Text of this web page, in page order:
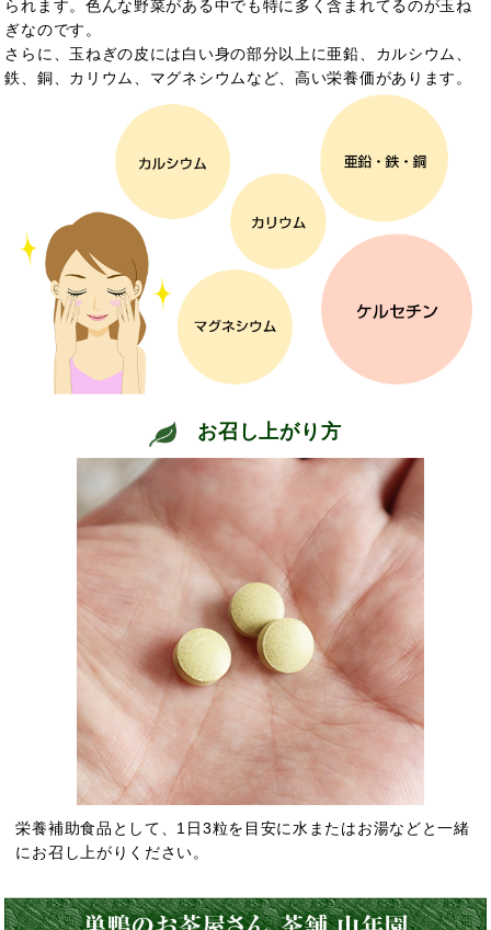
られます。色んな野菜がある中でも特に多く含まれてるのが玉ね
ぎなのです。
さらに、玉ねぎの皮には白い身の部分以上に亜鉛、カルシウム、
鉄、銅、カリウム、マグネシウムなど、高い栄養価があります。
お召し上がり方
栄養補助食品として、1日3粒を目安に水またはお湯などと一緒
にお召し上がりください。